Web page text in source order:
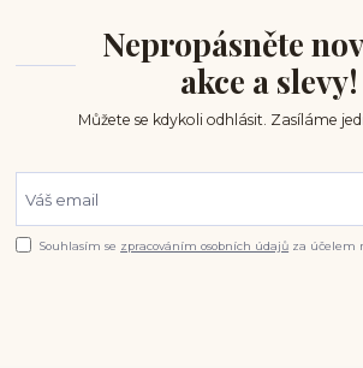
Nepropásněte
akce a slevy!
Můžete se kdykoli odhlásit. Zasíláme
Souhlasím se zpracováním osobních údajů za účelem